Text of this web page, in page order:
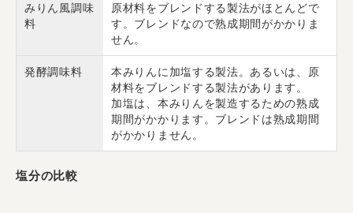
みりん風調味
料
原材料をブレンドする製法がほとんどで
す。ブレンドなので熟成期間がかかりま
せん。
発酵調味料
本みりんに加塩する製法。あるいは、原
材料をブレンドする製法があります。
加塩は、本みりんを製造するための熟成
期間がかかります。ブレンドは熟成期間
がかかりません。
塩分の比較